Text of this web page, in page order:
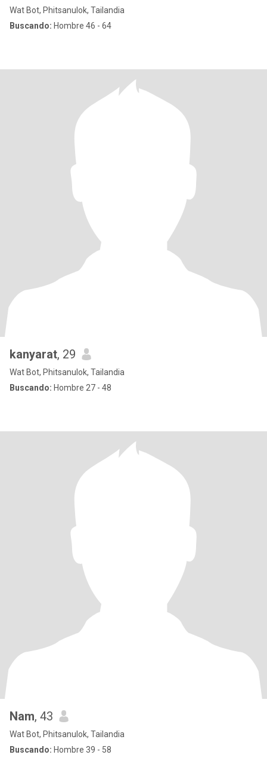
Wat Bot, Phitsanulok, Tailandia
Buscando: Hombre 46 - 64
kanyarat, 29
Wat Bot, Phitsanulok, Tailandia
Buscando: Hombre 27 - 48
Nam, 43
Wat Bot, Phitsanulok, Tailandia
Buscando: Hombre 39 - 58